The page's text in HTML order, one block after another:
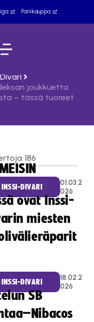
Fanikauppa
joukkuetta
– tässä tuoreet
186
INSSI-DIVARI
01.03.2
026
ovat Inssi-
miesten
INSSI-DIVARI
18.02.2
026
SB